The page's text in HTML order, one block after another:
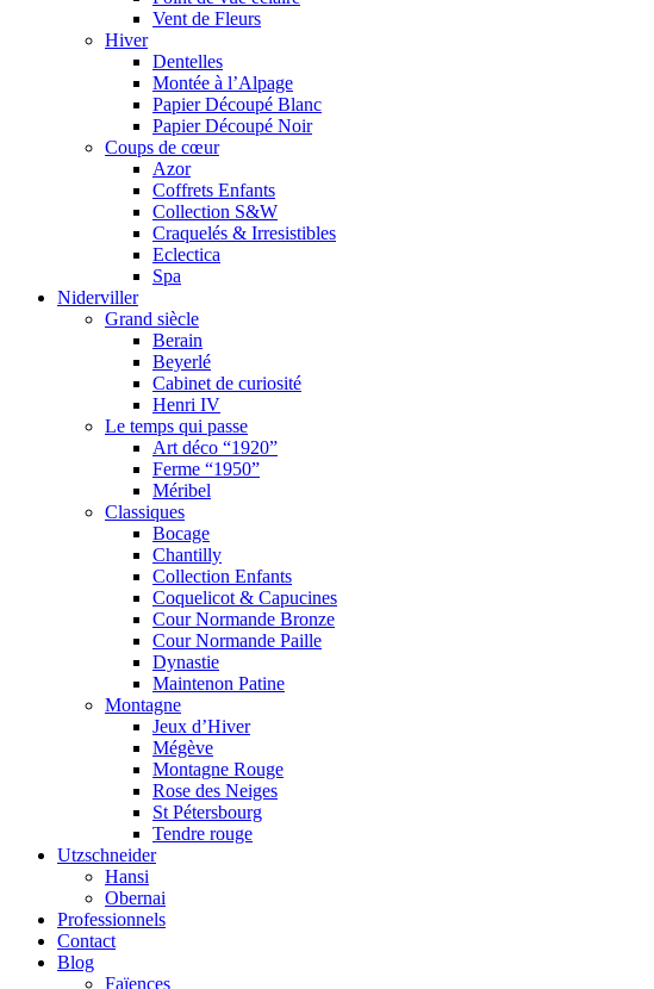
Vent de Fleurs
Hiver
Dentelles
Montée à l’Alpage
Papier Découpé Blanc
Papier Découpé Noir
Coups de cœur
Azor
Coffrets Enfants
Collection S&W
Craquelés & Irresistibles
Eclectica
Spa
Niderviller
Grand siècle
Berain
Beyerlé
Cabinet de curiosité
Henri IV
Le temps qui passe
Art déco “1920”
Ferme “1950”
Méribel
Classiques
Bocage
Chantilly
Collection Enfants
Coquelicot & Capucines
Cour Normande Bronze
Cour Normande Paille
Dynastie
Maintenon Patine
Montagne
Jeux d’Hiver
Mégève
Montagne Rouge
Rose des Neiges
St Pétersbourg
Tendre rouge
Utzschneider
Hansi
Obernai
Professionnels
Contact
Blog
Faïences